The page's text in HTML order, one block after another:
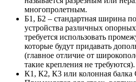
многопролетным.
Б1, Б2 – стандартная ширина
устройства различных
требуется использовать
которые будут придавать
(главное отличие от
такие крепления не требуются).
К1, К2, К3 или колонная